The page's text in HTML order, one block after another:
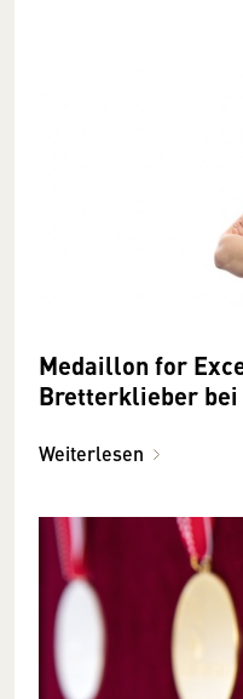
Medaillon for
Bretterklieber bei
Weiterlesen